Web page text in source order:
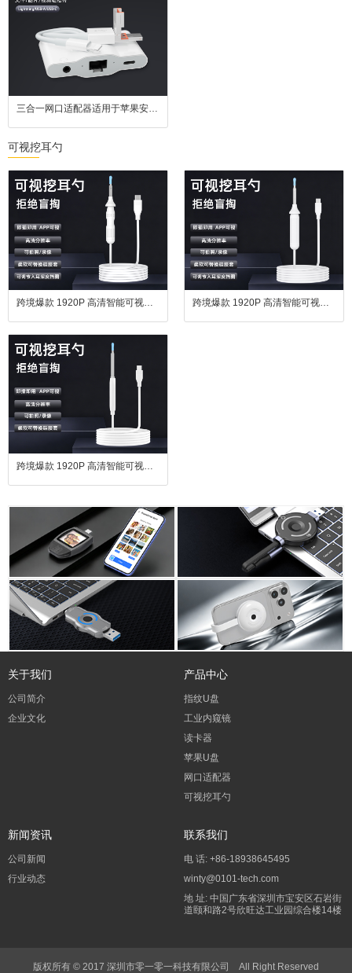
三合一网口适配器适用于苹果安卓电脑即插即用告别延迟支持3.5mm耳机键盘鼠标
可视挖耳勺
跨境爆款 1920P 高清智能可视耳镜 手机直连掏耳护理套装
关于我们
公司简介
企业文化
产品中心
指纹U盘
工业内窥镜
读卡器
苹果U盘
网口适配器
可视挖耳勺
新闻资讯
公司新闻
行业动态
联系我们
电 话: +86-18938645495
winty@0101-tech.com
地 址: 中国广东省深圳市宝安区石岩街
道颐和路2号欣旺达工业园综合楼14楼
版权所有 © 2017 深圳市零一零一科技有限公司 All Right Reserved